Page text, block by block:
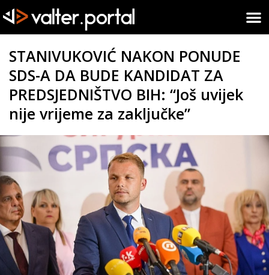
STANIVUKOVIĆ NAKON PONUDE
SDS-A DA BUDE KANDIDAT ZA
PREDSJEDNIŠTVO BIH: “Još uvijek
nije vrijeme za zaključke”